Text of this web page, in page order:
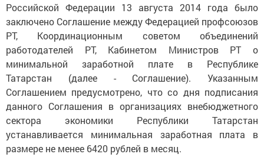
Российской Федерации 13 августа 2014 года было
заключено Соглашение между Федерацией профсоюзов
РТ, Координационным советом объединений
работодателей РТ, Кабинетом Министров РТ о
минимальной заработной плате в Республике
Татарстан (далее - Соглашение). Указанным
Соглашением предусмотрено, что со дня подписания
данного Соглашения в организациях внебюджетного
сектора экономики Республики Татарстан
устанавливается минимальная заработная плата в
размере не менее 6420 рублей в месяц.